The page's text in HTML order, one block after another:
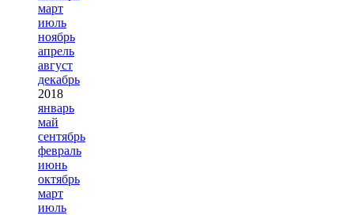
март
июль
ноябрь
апрель
август
декабрь
2018
январь
май
сентябрь
февраль
июнь
октябрь
март
июль